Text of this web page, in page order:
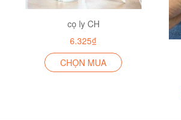
cọ ly CH
6.325₫
CHỌN MUA